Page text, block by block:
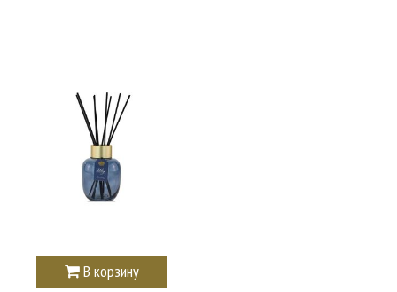
В корзину